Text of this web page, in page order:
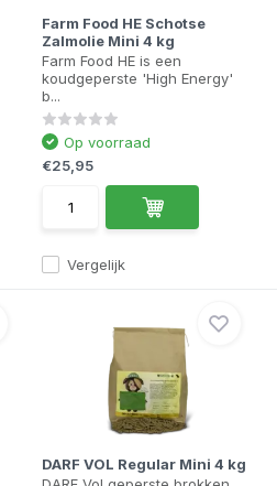
Farm Food HE Schotse
Zalmolie Mini 4 kg
Farm Food HE is een
koudgeperste 'High Energy'
b...
Vergelijk
Op voorraad
€25,95
DARF VOL Regular Mini 4 kg